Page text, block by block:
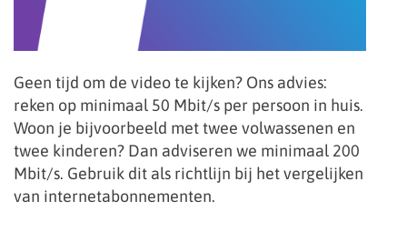
Geen tijd om de video te kijken? Ons advies:
reken op minimaal 50 Mbit/s per persoon in huis.
Woon je bijvoorbeeld met twee volwassenen en
twee kinderen? Dan adviseren we minimaal 200
Mbit/s. Gebruik dit als richtlijn bij het vergelijken
van internetabonnementen.